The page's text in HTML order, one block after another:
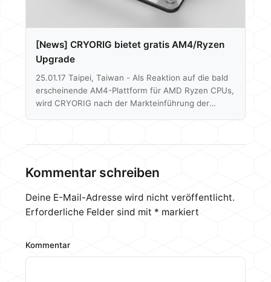
[News] CRYORIG bietet gratis AM4/Ryzen
Upgrade
25.01.17 Taipei, Taiwan - Als Reaktion auf die bald
erscheinende AM4-Plattform für AMD Ryzen CPUs,
wird CRYORIG nach der Markteinführung der
kostenfreies Kit anzufordern. Zudem werden nach
der offiziellen Markteinführung alle
Bestandsmodelle, die für AMD-Sockel ausgelegt
ausgeliefert. CRYORIG wird allen Bestands - und
Kommentar schreiben
Deine E-Mail-Adresse wird nicht veröffentlicht.
Erforderliche Felder sind mit * markiert
Kommentar